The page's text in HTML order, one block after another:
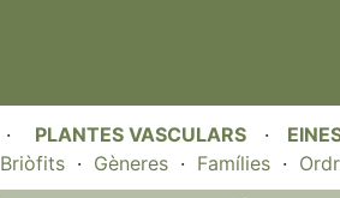
· PLANTES VASCULARS ·
Briòfits· Gèneres· Famílies·